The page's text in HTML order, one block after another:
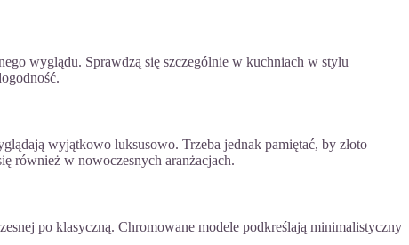
wyglądu. Sprawdzą się szczególnie w kuchniach w stylu
wyjątkowo luksusowo. Trzeba jednak pamiętać, by złoto
również w nowoczesnych aranżacjach.
po klasyczną. Chromowane modele podkreślają minimalistyczny